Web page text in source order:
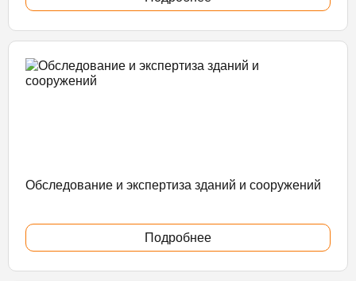
Обследование и экспертиза зданий и сооружений
Подробнее